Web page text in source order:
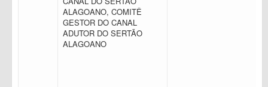
ALAGOANO, COMITÊ
GESTOR DO CANAL
ADUTOR DO SERTÃO
ALAGOANO